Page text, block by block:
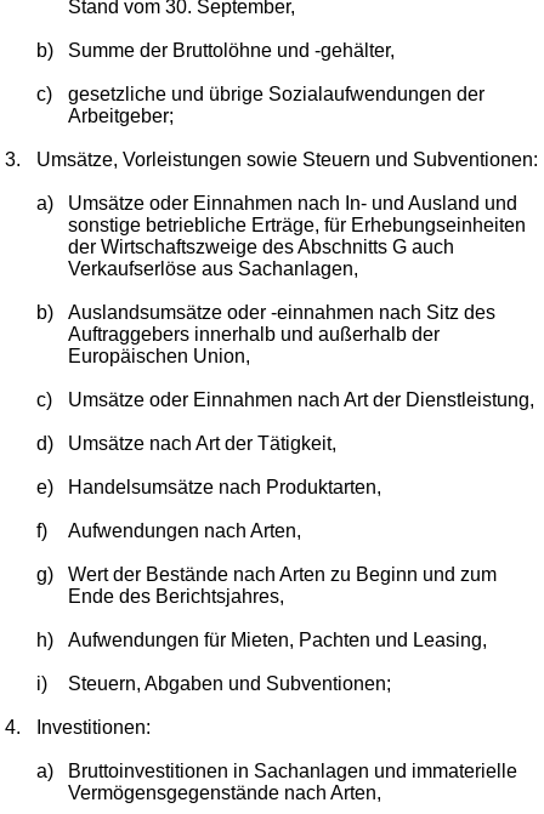
Stand vom 30. September,
b) Summe der Bruttolöhne und -gehälter,
c)
gesetzliche und übrige Sozialaufwendungen der
Arbeitgeber;
3. Umsätze, Vorleistungen sowie Steuern und Subventionen:
a)
Umsätze oder Einnahmen nach In- und Ausland und
sonstige betriebliche Erträge, für Erhebungseinheiten
der Wirtschaftszweige des Abschnitts G auch
Verkaufserlöse aus Sachanlagen,
b)
Auslandsumsätze oder -einnahmen nach Sitz des
Auftraggebers innerhalb und außerhalb der
Europäischen Union,
c) Umsätze oder Einnahmen nach Art der Dienstleistung,
d) Umsätze nach Art der Tätigkeit,
e) Handelsumsätze nach Produktarten,
f) Aufwendungen nach Arten,
g)
Wert der Bestände nach Arten zu Beginn und zum
Ende des Berichtsjahres,
h) Aufwendungen für Mieten, Pachten und Leasing,
i) Steuern, Abgaben und Subventionen;
4. Investitionen:
a)
Bruttoinvestitionen in Sachanlagen und immaterielle
Vermögensgegenstände nach Arten,